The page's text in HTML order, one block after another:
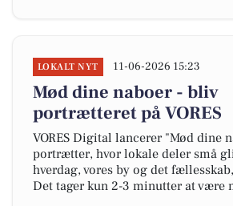
LOKALT NYT 11-06-2026 15:23
Mød dine naboer - bliv
portrætteret på VORES
VORES Digital lancerer "Mød dine
portrætter, hvor lokale deler små
hverdag, vores by og det
Det tager kun 2-3 minutter at være